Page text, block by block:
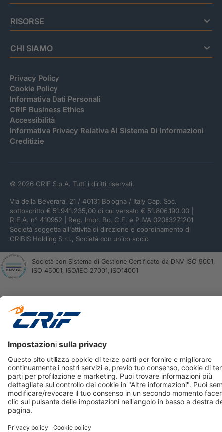
RISORSE
CHI SIAMO
Privacy Policy
Cookie Policy
Informativa Dati Personali
CRIF Business Ethics
Accessibilità
Informativa Privacy Relativa Al Sistema Di Informazioni
Creditizie
© 2026 CRIF S.p.A. Tutti i diritti riservati.
Via della Beverara, 21 / 40131 Bologna / Italy Cap. Soc.
sottoscritto € 51.941.235,00 di cui versato € 51.806.190,00 |
R.E.A. n° 410952 | Reg. Impr. Bo, C.F. e P.IVA 02083271201
Società soggetta all'attività di direzione e coordinamento di
CRIBIS Holding S.r.l., Società con unico socio
Società con Sistema di Gestione Certificato da DNV ISO 9001,
ISO 45001, ISO/IEC 27001, ISO14001